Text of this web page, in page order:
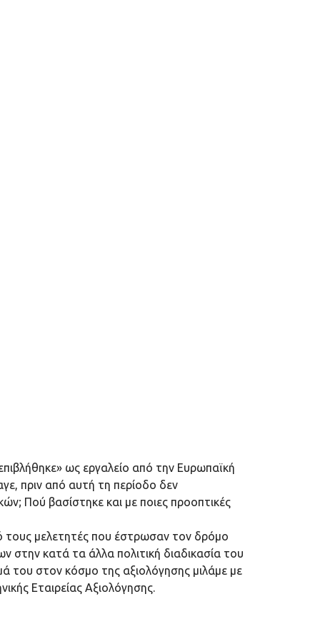
ως εργαλείο από την Ευρωπαϊκή
πριν από αυτή τη περίοδο δεν
Πού βασίστηκε και με ποιες προοπτικές
τους μελετητές που έστρωσαν τον δρόμο
στην κατά τα άλλα πολιτική διαδικασία του
του στον κόσμο της αξιολόγησης μιλάμε με
Εταιρείας Αξιολόγησης.